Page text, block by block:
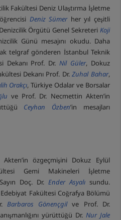
Fakültesi Deniz Ulaştırma İşletme
Deniz Sümer her yıl çeşitli
Örgütü Genel Sekreteri Koji
Günü mesajını okudu. Daha
telgraf gönderen İstanbul Teknik
Dekanı Prof. Dr.Nil Güler, Dokuz
Dekanı Prof. Dr.Zuhal Bahar,
Orakçı, Türkiye Odalar ve Borsalar
ve Prof. Dr. Necmettin Akten’in
Ceyhan Özben’in mesajları
özgeçmişini Dokuz Eylül
Gemi Makineleri İşletme
Doç. Dr. Ender Asyalısundu.
Fakültesi Coğrafya Bölümü
Barbaros Gönençgilve Prof. Dr.
yürüttüğü Dr. Nur Jale